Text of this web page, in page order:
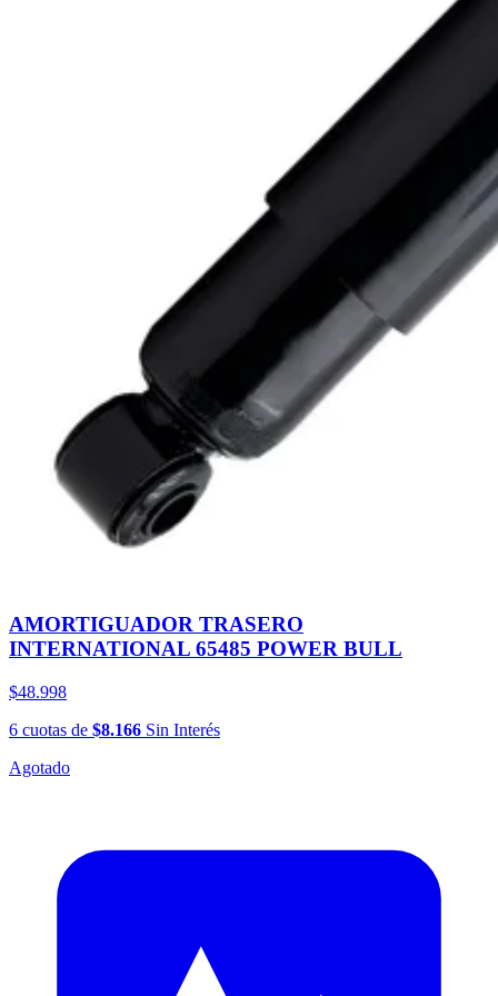
AMORTIGUADOR TRASERO
INTERNATIONAL 65485 POWER BULL
$48.998
6 cuotas de $8.166 Sin Interés
Agotado